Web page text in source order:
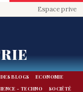
Espace prive
BLOGS
ECONOMIE
- TECHNO
SOCIÉTÉ